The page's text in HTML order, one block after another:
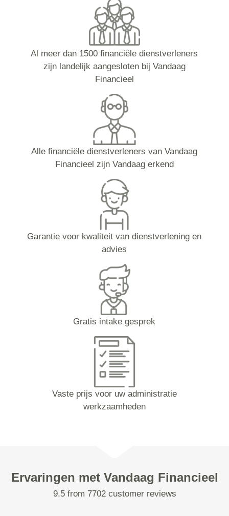
Al meer dan 1500 financiële dienstverleners
zijn landelijk aangesloten bij Vandaag
Financieel
Alle financiële dienstverleners van Vandaag
Financieel zijn Vandaag erkend
Garantie voor kwaliteit van dienstverlening en
advies
Gratis intake gesprek
Vaste prijs voor uw administratie
werkzaamheden
Ervaringen met Vandaag Financieel
9.5 from 7702 customer reviews